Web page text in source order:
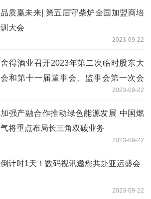
品质赢未来| 第五届守柴炉全国加盟商培
训大会
2023-09-22
舍得酒业召开2023年第二次临时股东大
会和第十一届董事会、监事会第一次会
2023-09-22
加强产融合作推动绿色能源发展 中国燃
气将重点布局长三角双碳业务
2023-09-22
倒计时1天！数码视讯邀您共赴亚运盛会
2023-09-22